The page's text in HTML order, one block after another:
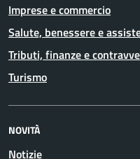
Imprese e commercio
Salute, benessere e
Tributi, finanze e
Turismo
NOVITÀ
Notizie